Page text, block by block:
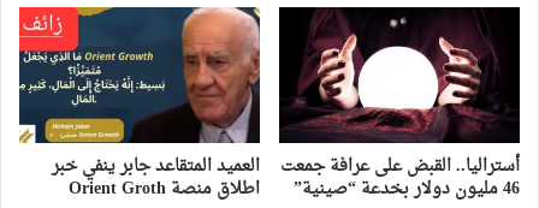
أستراليا.. القبض على عرافة جمعت
46 مليون دولار بخدعة “صينية”
العميد المتقاعد جابر ينفي خبر
اطلاق منصة Orient Groth